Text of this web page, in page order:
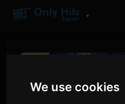
We use cookies
▼